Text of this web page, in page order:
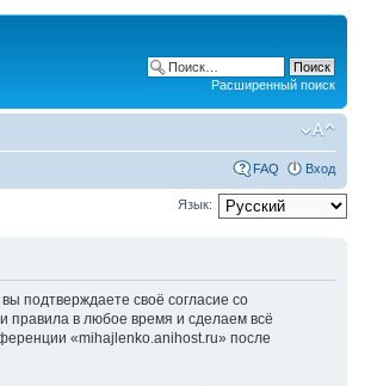
Расширенный поиск
FAQ Вход
Язык:
подтверждаете своё согласие со
правила в любое время и сделаем всё
«mihajlenko.anihost.ru» после